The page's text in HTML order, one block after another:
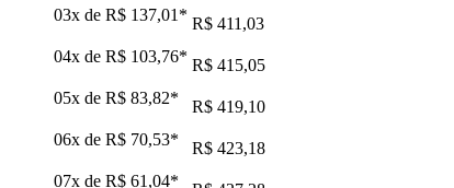
03x de R$ 137,01 * R$ 411,03
04x de R$ 103,76* R$ 415,05
05x de R$ 83,82*
R$ 419,10
06x de R$ 70,53*
R$ 423,18
07x de R$ 61,04*